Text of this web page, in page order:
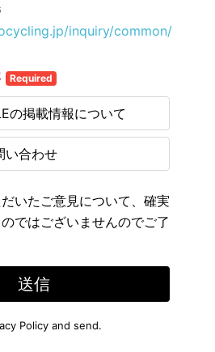
inquiry/common/
Required
の掲載情報について
い合わせ
いたご意見について、確実
ではございませんのでご了
送信
Policy and send.